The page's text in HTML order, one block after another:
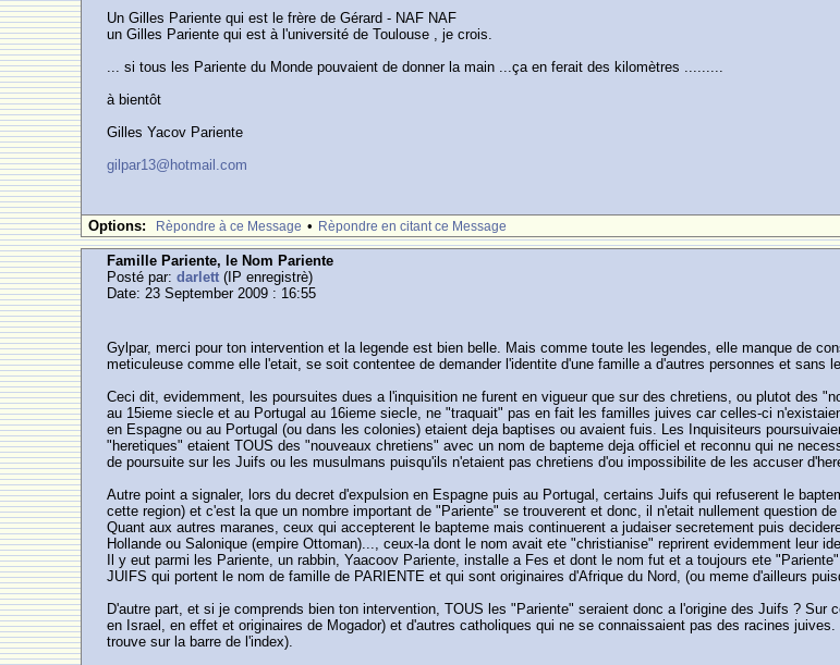
Un Gilles Pariente qui est le frère de Gérard - NAF NAF
un Gilles Pariente qui est à l'université de Toulouse , je crois.
... si tous les Pariente du Monde pouvaient de donner la main ...ça en ferait des kilomètres .........
à bientôt
Gilles Yacov Pariente
gilpar13@hotmail.com
Options: Rèpondre à ce Message • Rèpondre en citant ce Message
Famille Pariente, le Nom Pariente
Posté par:darlett (IP enregistrè)
Date: 23 September 2009 : 16:55
Gylpar, merci pour ton intervention et la legende est bien belle. Mais comme toute les legendes, elle manque de
meticuleuse comme elle l'etait, se soit contentee de demander l'identite d'une famille a d'autres personnes et sans
Ceci dit, evidemment, les poursuites dues a l'inquisition ne furent en vigueur que sur des chretiens, ou plutot des
au 15ieme siecle et au Portugal au 16ieme siecle, ne "traquait" pas en fait les familles juives car celles-ci
en Espagne ou au Portugal (ou dans les colonies) etaient deja baptises ou avaient fuis. Les Inquisiteurs
"heretiques" etaient TOUS des "nouveaux chretiens" avec un nom de bapteme deja officiel et reconnu qui ne
de poursuite sur les Juifs ou les musulmans puisqu'ils n'etaient pas chretiens d'ou impossibilite de les accuser
Autre point a signaler, lors du decret d'expulsion en Espagne puis au Portugal, certains Juifs qui refuserent le
cette region) et c'est la que un nombre important de "Pariente" se trouverent et donc, il n'etait nullement question
Quant aux autres maranes, ceux qui accepterent le bapteme mais continuerent a judaiser secretement puis
Hollande ou Salonique (empire Ottoman)..., ceux-la dont le nom avait ete "christianise" reprirent evidemment leur
Il y eut parmi les Pariente, un rabbin, Yaacoov Pariente, installe a Fes et dont le nom fut et a toujours ete
JUIFS qui portent le nom de famille de PARIENTE et qui sont originaires d'Afrique du Nord, (ou meme d'ailleurs
D'autre part, et si je comprends bien ton intervention, TOUS les "Pariente" seraient donc a l'origine des Juifs ?
en Israel, en effet et originaires de Mogador) et d'autres catholiques qui ne se connaissaient pas des racines
trouve sur la barre de l'index).